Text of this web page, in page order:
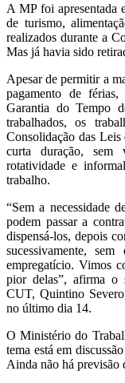
A MP foi apresentada
de turismo,
realizados durante a
Mas já havia sido
Apesar de permitir a
pagamento de
Garantia do Tempo
trabalhados, os
Consolidação das
curta duração, sem
rotatividade e
trabalho.
“Sem a necessidade
podem passar a
dispensá-los, depois
sucessivamente,
empregatício. Vimos
pior delas”, afirma o
CUT, Quintino
no último dia 14.
O Ministério do
tema está em
Ainda não há previsão